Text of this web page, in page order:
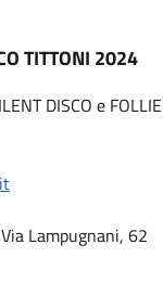
TITTONI 2024
DISCO e
Lampugnani, 62